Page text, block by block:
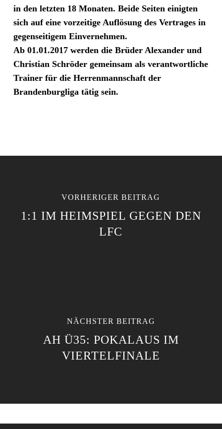
in den letzten 18 Monaten. Beide Seiten einigten
sich auf eine vorzeitige Auflösung des Vertrages in
gegenseitigem Einvernehmen.
Ab 01.01.2017 werden die Brüder Alexander und
Christian Schröder gemeinsam als verantwortliche
Trainer für die Herrenmannschaft der
Brandenburgliga tätig sein.
VORHERIGER BEITRAG
1:1 IM HEIMSPIEL GEGEN DEN
LFC
NÄCHSTER BEITRAG
AH Ü35: POKALAUS IM
VIERTELFINALE